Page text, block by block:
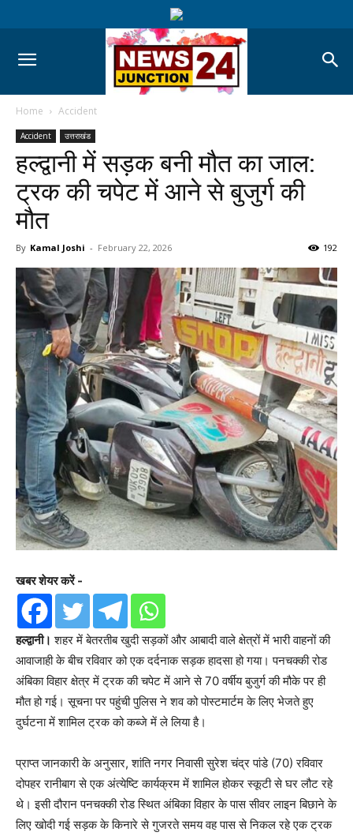
Home Accident
Accident उत्तराखंड
हल्द्वानी में सड़क बनी मौत का जाल:
ट्रक की चपेट में आने से बुजुर्ग की
मौत
By Kamal Joshi - February 22, 2026 192
खबर शेयर करें -
हल्द्वानी। शहर में बेतरतीब खुदी सड़कों और आबादी वाले क्षेत्रों में भारी वाहनों की
आवाजाही के बीच रविवार को एक दर्दनाक सड़क हादसा हो गया। पनचक्की रोड
अंबिका विहार क्षेत्र में ट्रक की चपेट में आने से 70 वर्षीय बुजुर्ग की मौके पर ही
मौत हो गई। सूचना पर पहुंची पुलिस ने शव को पोस्टमार्टम के लिए भेजते हुए
दुर्घटना में शामिल ट्रक को कब्जे में ले लिया है।
प्राप्त जानकारी के अनुसार, शांति नगर निवासी सुरेश चंद्र पांडे (70) रविवार
दोपहर रानीबाग से एक अंत्येष्टि कार्यक्रम में शामिल होकर स्कूटी से घर लौट रहे
थे। इसी दौरान पनचक्की रोड स्थित अंबिका विहार के पास सीवर लाइन बिछाने के
लिए खोदी गई सड़क के किनारे से गुजरते समय वह पास से निकल रहे एक ट्रक